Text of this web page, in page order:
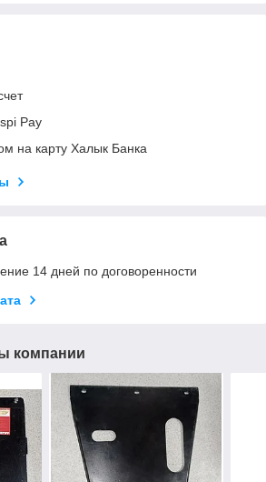
Pay
на карту Халык Банка
14 дней по договоренности
компании